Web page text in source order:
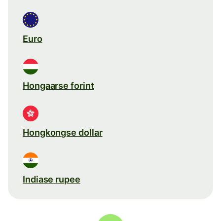
Euro
Hongaarse forint
Hongkongse dollar
Indiase rupee